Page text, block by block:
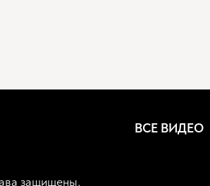
ВСЕ ВИДЕО
защищены.